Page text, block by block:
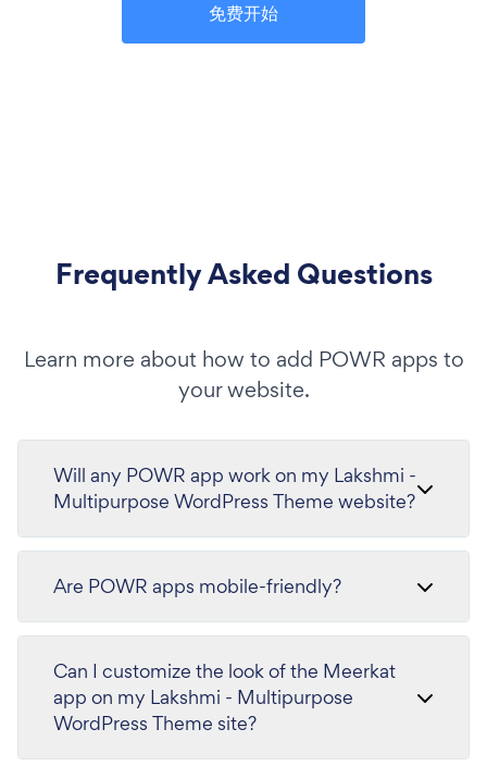
免费开始
Frequently Asked Questions
Learn more about how to add POWR apps to
your website.
Will any POWR app work on my Lakshmi -
Multipurpose WordPress Theme website?
Are POWR apps mobile-friendly?
Can I customize the look of the Meerkat
app on my Lakshmi - Multipurpose
WordPress Theme site?